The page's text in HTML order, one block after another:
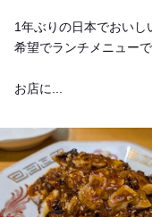
1年ぶりの日本でおい
希望でランチメニュー
お店に...